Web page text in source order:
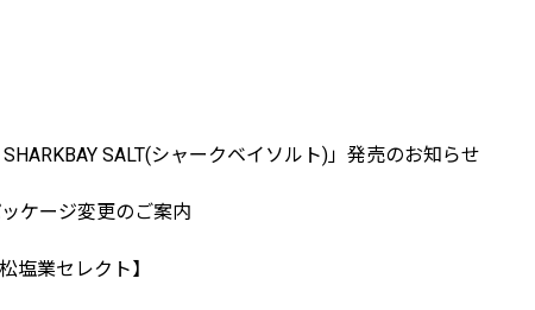
SALT(シャークベイソルト)」発売のお知らせ
ケージ変更のご案内
塩業セレクト】